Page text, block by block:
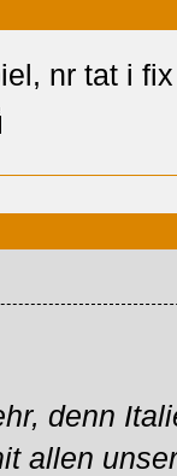
nr tat i
denn
allen